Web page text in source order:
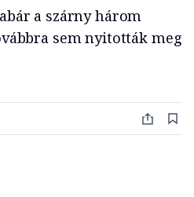
a szárny három
sem nyitották meg